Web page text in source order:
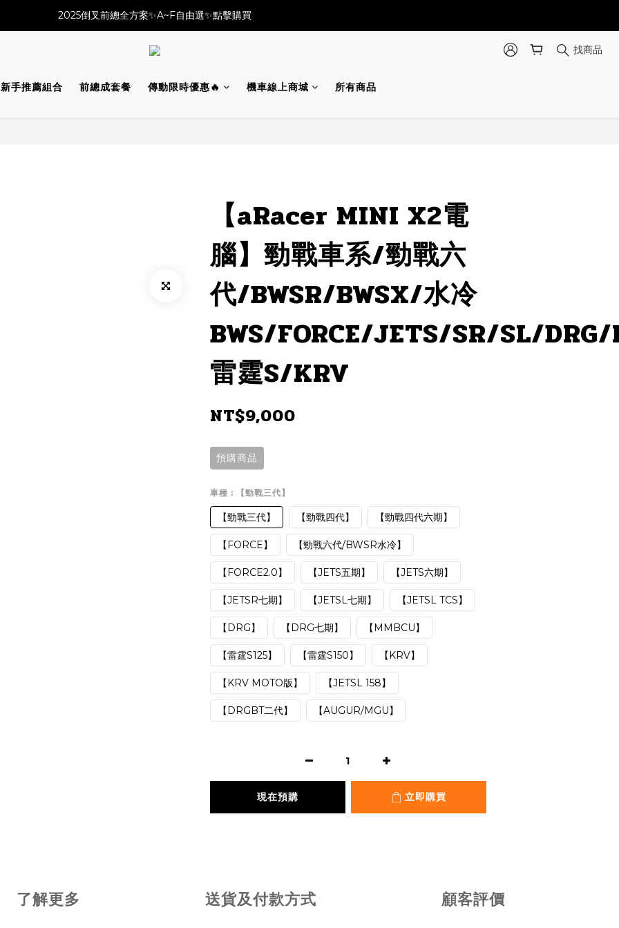
必改龍頭四件套⚡️不用五千六!! 優惠價只要 $ 4899💥
2025倒叉前總全方案✨A~F自由選✨點擊購買
必改龍頭四件套⚡️不用五千六!! 優惠價只要 $ 4899💥 找商品
新手推薦組合 前總成套餐 傳動限時優惠🔥 機車線上商城 所有商品
【aRacer MINI X2電
腦】勁戰車系/勁戰六
代/BWSR/BWSX/水冷
BWS/FORCE/JETS/SR/SL/
雷霆S/KRV
NT$9,000
預購商品
車種 : 【勁戰三代】
【勁戰三代】 【勁戰四代】 【勁戰四代六期】
【FORCE】 【勁戰六代/BWSR水冷】
【FORCE2.0】 【JETS五期】 【JETS六期】
【JETSR七期】 【JETSL七期】 【JETSL TCS】
【DRG】 【DRG七期】 【MMBCU】
【雷霆S125】 【雷霆S150】 【KRV】
【KRV MOTO版】 【JETSL 158】
【DRGBT二代】 【AUGUR/MGU】
現在預購 立即購買
了解更多 送貨及付款方式 顧客評價